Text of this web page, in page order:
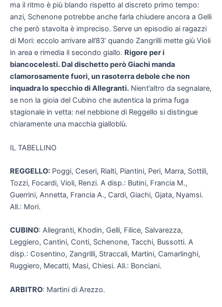
ma il ritmo è più blando rispetto al discreto primo tempo:
anzi, Schenone potrebbe anche farla chiudere ancora a Gelli
che però stavolta è impreciso. Serve un episodio ai ragazzi
di Mori: eccolo arrivare all’83’ quando Zangrilli mette giù Violi
in area e rimedia il secondo giallo. Rigore per i
biancocelesti. Dal dischetto però Giachi manda
clamorosamente fuori, un rasoterra debole che non
inquadra lo specchio di Allegranti. Nient’altro da segnalare,
se non la gioia del Cubino che autentica la prima fuga
stagionale in vetta: nel nebbione di Reggello si distingue
chiaramente una macchia gialloblù.
IL TABELLINO
REGGELLO: Poggi, Ceseri, Rialti, Piantini, Peri, Marra, Sottili,
Tozzi, Focardi, Violi, Renzi. A disp.: Butini, Francia M.,
Guerrini, Annetta, Francia A., Cardi, Giachi, Gjata, Nyamsi.
All.: Mori.
CUBINO: Allegranti, Khodin, Gelli, Filice, Salvarezza,
Leggiero, Cantini, Conti, Schenone, Tacchi, Bussotti. A
disp.: Cosentino, Zangrilli, Straccali, Martini, Camarlinghi,
Ruggiero, Mecatti, Masi, Chiesi. All.: Bonciani.
ARBITRO: Martini di Arezzo.